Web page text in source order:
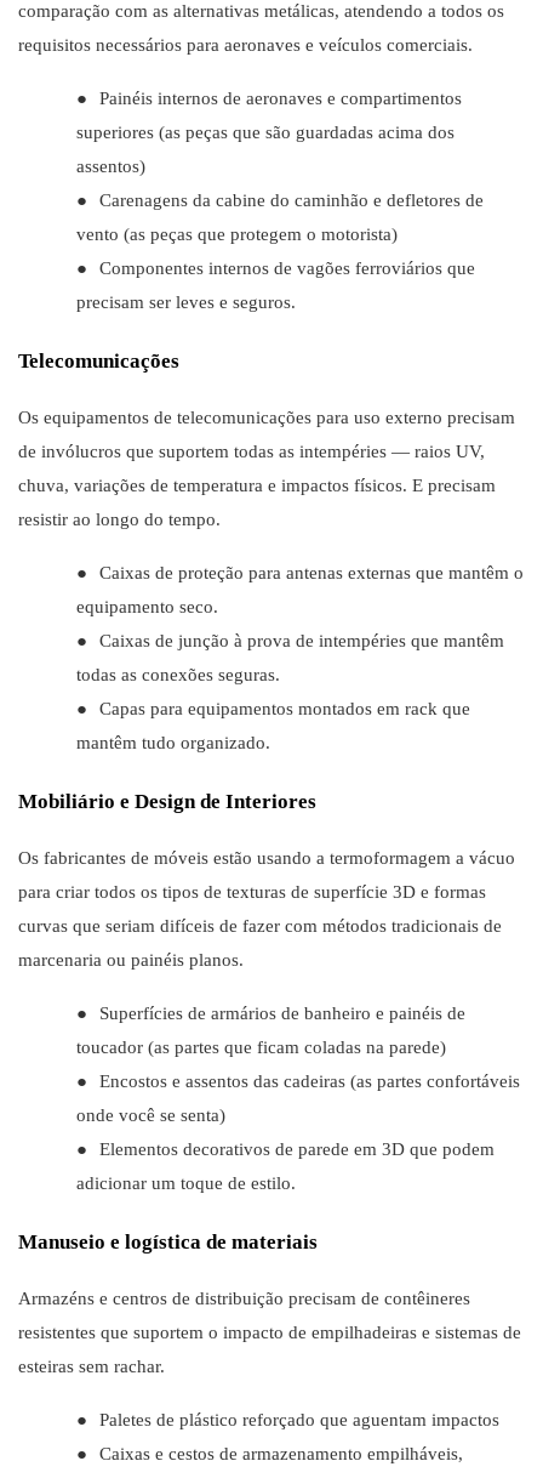
comparação com as alternativas metálicas, atendendo a todos os
requisitos necessários para aeronaves e veículos comerciais.
●
Painéis internos de aeronaves e compartimentos
superiores (as peças que são guardadas acima dos
assentos)
●
Carenagens da cabine do caminhão e defletores de
vento (as peças que protegem o motorista)
●
Componentes internos de vagões ferroviários que
precisam ser leves e seguros.
Telecomunicações
Os equipamentos de telecomunicações para uso externo precisam
de invólucros que suportem todas as intempéries — raios UV,
chuva, variações de temperatura e impactos físicos. E precisam
resistir ao longo do tempo.
●
Caixas de proteção para antenas externas que mantêm o
equipamento seco.
●
Caixas de junção à prova de intempéries que mantêm
todas as conexões seguras.
●
Capas para equipamentos montados em rack que
mantêm tudo organizado.
Mobiliário e Design de Interiores
Os fabricantes de móveis estão usando a termoformagem a vácuo
para criar todos os tipos de texturas de superfície 3D e formas
curvas que seriam difíceis de fazer com métodos tradicionais de
marcenaria ou painéis planos.
●
Superfícies de armários de banheiro e painéis de
toucador (as partes que ficam coladas na parede)
●
Encostos e assentos das cadeiras (as partes confortáveis ​​
onde você se senta)
●
Elementos decorativos de parede em 3D que podem
adicionar um toque de estilo.
Manuseio e logística de materiais
Armazéns e centros de distribuição precisam de contêineres
resistentes que suportem o impacto de empilhadeiras e sistemas de
esteiras sem rachar.
●
Paletes de plástico reforçado que aguentam impactos
●
Caixas e cestos de armazenamento empilháveis,